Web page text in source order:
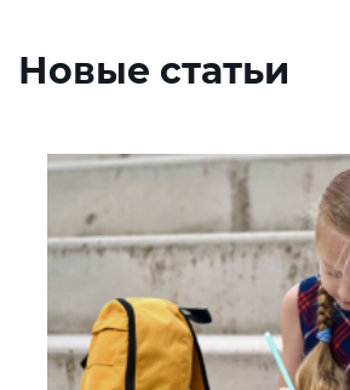
Новые статьи